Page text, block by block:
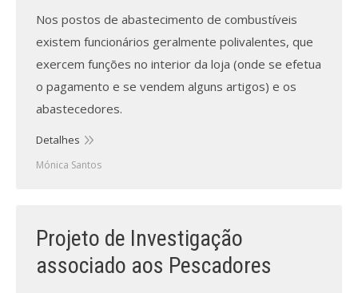
Nos postos de abastecimento de combustíveis
existem funcionários geralmente polivalentes, que
exercem funções no interior da loja (onde se efetua
o pagamento e se vendem alguns artigos) e os
abastecedores.
Detalhes
Mónica Santos
Projeto de Investigação
associado aos Pescadores